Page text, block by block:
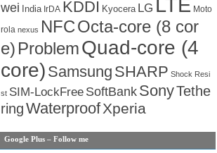
wei India IrDA KDDI Kyocera LG Moto
rola nexus NFCOcta-core (8 cor
e) ProblemQuad-core (4
core) Samsung SHARP Shock Resi
st SIM-LockFree SoftBank SonyTethe
ringWaterproofXperia
Google Plus – Follow me